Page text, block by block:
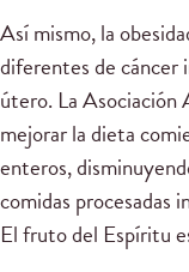
Así mismo, la
diferentes de cáncer
útero. La Asociación
mejorar la dieta
enteros,
comidas procesadas
El fruto del Espíritu